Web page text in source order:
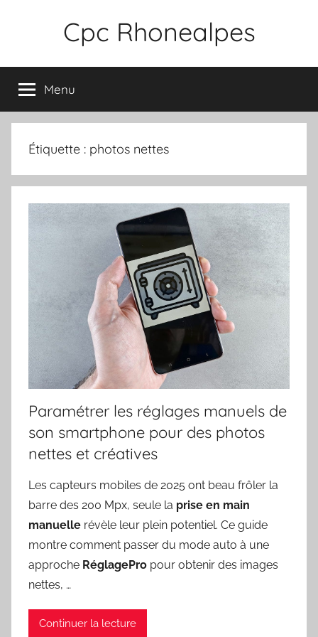
Cpc Rhonealpes
Menu
Étiquette : photos nettes
Paramétrer les réglages manuels de
son smartphone pour des photos
nettes et créatives
Les capteurs mobiles de 2025 ont beau frôler la
barre des 200 Mpx, seule la prise en main
manuelle révèle leur plein potentiel. Ce guide
montre comment passer du mode auto à une
approche RéglagePro pour obtenir des images
nettes, …
Continuer la lecture